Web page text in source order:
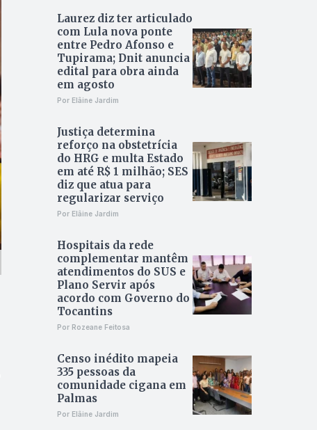
Laurez diz ter articulado
com Lula nova ponte
entre Pedro Afonso e
Tupirama; Dnit anuncia
edital para obra ainda
em agosto
Por Elâine Jardim
Justiça determina
reforço na obstetrícia
do HRG e multa Estado
em até R$ 1 milhão; SES
diz que atua para
regularizar serviço
Por Elâine Jardim
Hospitais da rede
complementar mantêm
atendimentos do SUS e
Plano Servir após
acordo com Governo do
Tocantins
Por Rozeane Feitosa
Censo inédito mapeia
335 pessoas da
comunidade cigana em
Palmas
Por Elâine Jardim